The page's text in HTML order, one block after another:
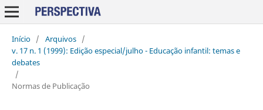
Início / Arquivos /
v. 17 n. 1 (1999): Edição especial/julho - Educação infantil: temas e
debates
/
Normas de Publicação